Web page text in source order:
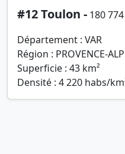
#12 Toulon - 180
Département : VAR
Région : PROVENCE-
Superficie : 43 km²
Densité : 4 220 habs/